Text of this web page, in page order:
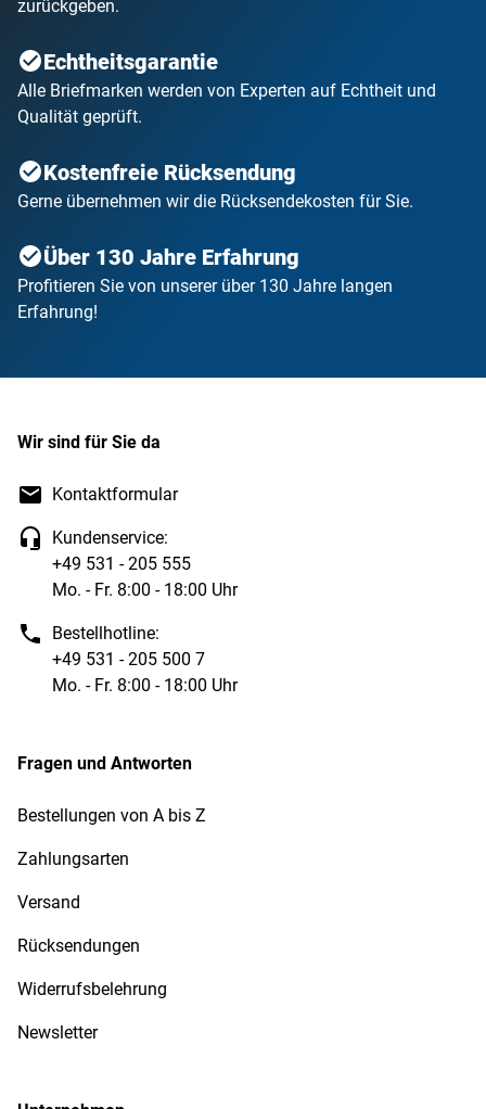
zurückgeben.
Echtheitsgarantie
Alle Briefmarken werden von Experten auf Echtheit und
Qualität geprüft.
Kostenfreie Rücksendung
Gerne übernehmen wir die Rücksendekosten für Sie.
Über 130 Jahre Erfahrung
Profitieren Sie von unserer über 130 Jahre langen
Erfahrung!
Wir sind für Sie da
Kontaktformular
Kundenservice:
+49 531 - 205 555
Mo. - Fr. 8:00 - 18:00 Uhr
Bestellhotline:
+49 531 - 205 500 7
Mo. - Fr. 8:00 - 18:00 Uhr
Fragen und Antworten
Bestellungen von A bis Z
Zahlungsarten
Versand
Rücksendungen
Widerrufsbelehrung
Newsletter